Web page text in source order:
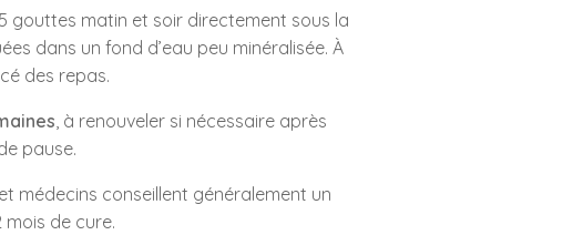
gouttes matin et soir directement sous la
dans un fond d’eau peu minéralisée. À
des repas.
, à renouveler si nécessaire après
pause.
médecins conseillent généralement un
mois de cure.